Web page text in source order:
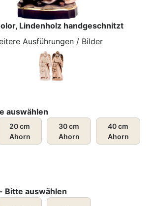
Lindenholz handgeschnitzt
Ausführungen / Bilder
auswählen
20 cm
Ahorn
30 cm
Ahorn
40 cm
Ahorn
Bitte auswählen